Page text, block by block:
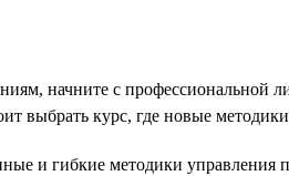
начните с профессиональной
выбрать курс, где новые
и гибкие методики управления